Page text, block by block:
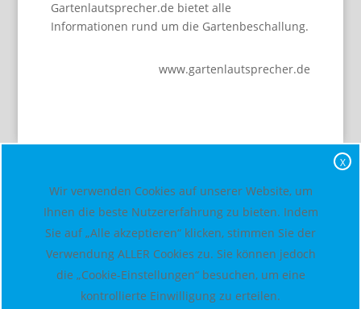
Gartenlautsprecher.de bietet alle
Informationen rund um die Gartenbeschallung.
www.gartenlautsprecher.de
X
Wir verwenden Cookies auf unserer Website, um
Ihnen die beste Nutzererfahrung zu bieten. Indem
Sie auf „Alle akzeptieren“ klicken, stimmen Sie der
Verwendung ALLER Cookies zu. Sie können jedoch
die „Cookie-Einstellungen“ besuchen, um eine
kontrollierte Einwilligung zu erteilen.